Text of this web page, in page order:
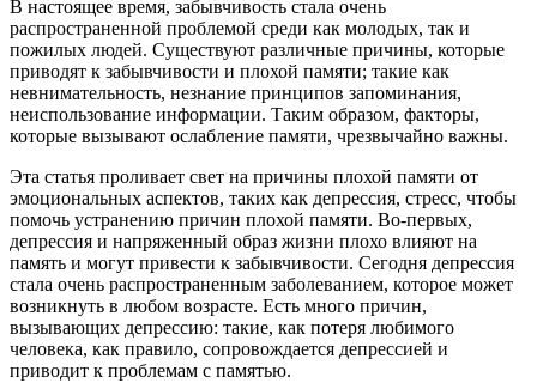
В настоящее время, забывчивость стала очень
распространенной проблемой среди как молодых, так и
пожилых людей. Существуют различные причины, которые
приводят к забывчивости и плохой памяти; такие как
невнимательность, незнание принципов запоминания,
неиспользование информации. Таким образом, факторы,
которые вызывают ослабление памяти, чрезвычайно важны.
Эта статья проливает свет на причины плохой памяти от
эмоциональных аспектов, таких как депрессия, стресс, чтобы
помочь устранению причин плохой памяти. Во-первых,
депрессия и напряженный образ жизни плохо влияют на
память и могут привести к забывчивости. Сегодня депрессия
стала очень распространенным заболеванием, которое может
возникнуть в любом возрасте. Есть много причин,
вызывающих депрессию: такие, как потеря любимого
человека, как правило, сопровождается депрессией и
приводит к проблемам с памятью.